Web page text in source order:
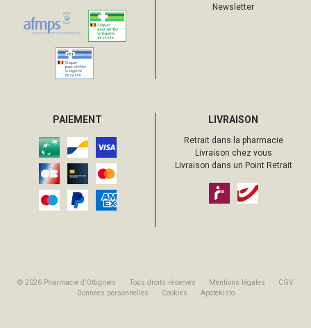
Newsletter
PAIEMENT LIVRAISON
Retrait dans la pharmacie
Livraison chez vous
Livraison dans un Point Retrait
© 2026 Pharmacie d’Ottignies Tous droits réservés Mentions légales
CGV
Données personnelles
Cookies Apotekisto